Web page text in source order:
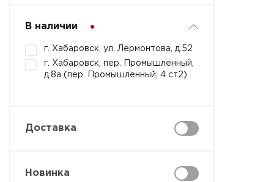
В наличии
г. Хабаровск, ул. Лермонтова, д.52
г. Хабаровск, пер. Промышленный,
д.8а (пер. Промышленный, 4 ст2)
Доставка
Новинка